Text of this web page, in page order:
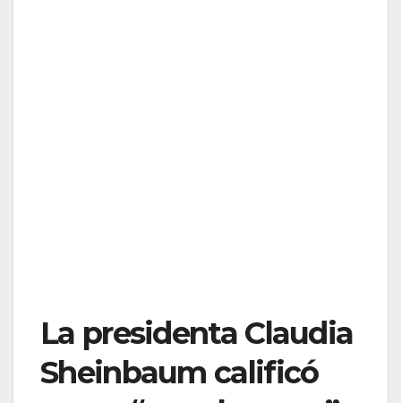
La presidenta Claudia
Sheinbaum calificó